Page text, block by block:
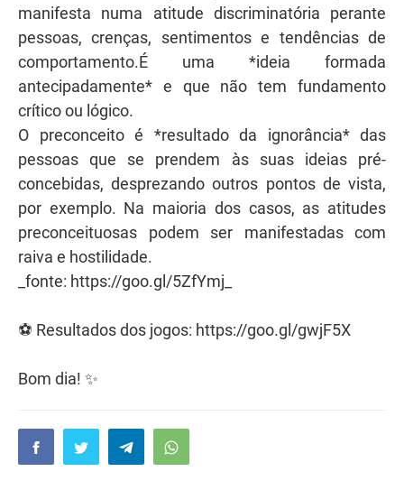
manifesta numa atitude discriminatória perante
pessoas, crenças, sentimentos e tendências de
comportamento.É uma *ideia formada
antecipadamente* e que não tem fundamento
crítico ou lógico.
O preconceito é *resultado da ignorância* das
pessoas que se prendem às suas ideias pré-
concebidas, desprezando outros pontos de vista,
por exemplo. Na maioria dos casos, as atitudes
preconceituosas podem ser manifestadas com
raiva e hostilidade.
_fonte: https://goo.gl/5ZfYmj_
⚽ Resultados dos jogos: https://goo.gl/gwjF5X
Bom dia! ✨